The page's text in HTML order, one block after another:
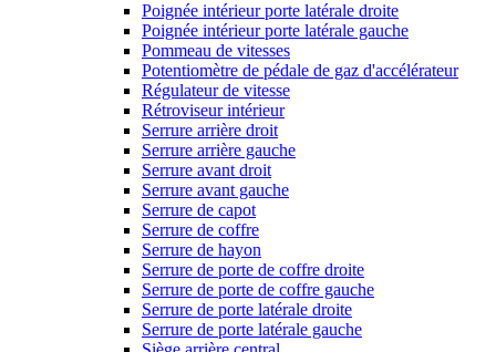
Poignée intérieur porte latérale droite
Poignée intérieur porte latérale gauche
Pommeau de vitesses
Potentiomètre de pédale de gaz d'accélérateur
Régulateur de vitesse
Rétroviseur intérieur
Serrure arrière droit
Serrure arrière gauche
Serrure avant droit
Serrure avant gauche
Serrure de capot
Serrure de coffre
Serrure de hayon
Serrure de porte de coffre droite
Serrure de porte de coffre gauche
Serrure de porte latérale droite
Serrure de porte latérale gauche